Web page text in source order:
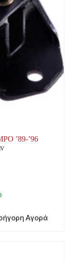
’89-’96
Αγορά